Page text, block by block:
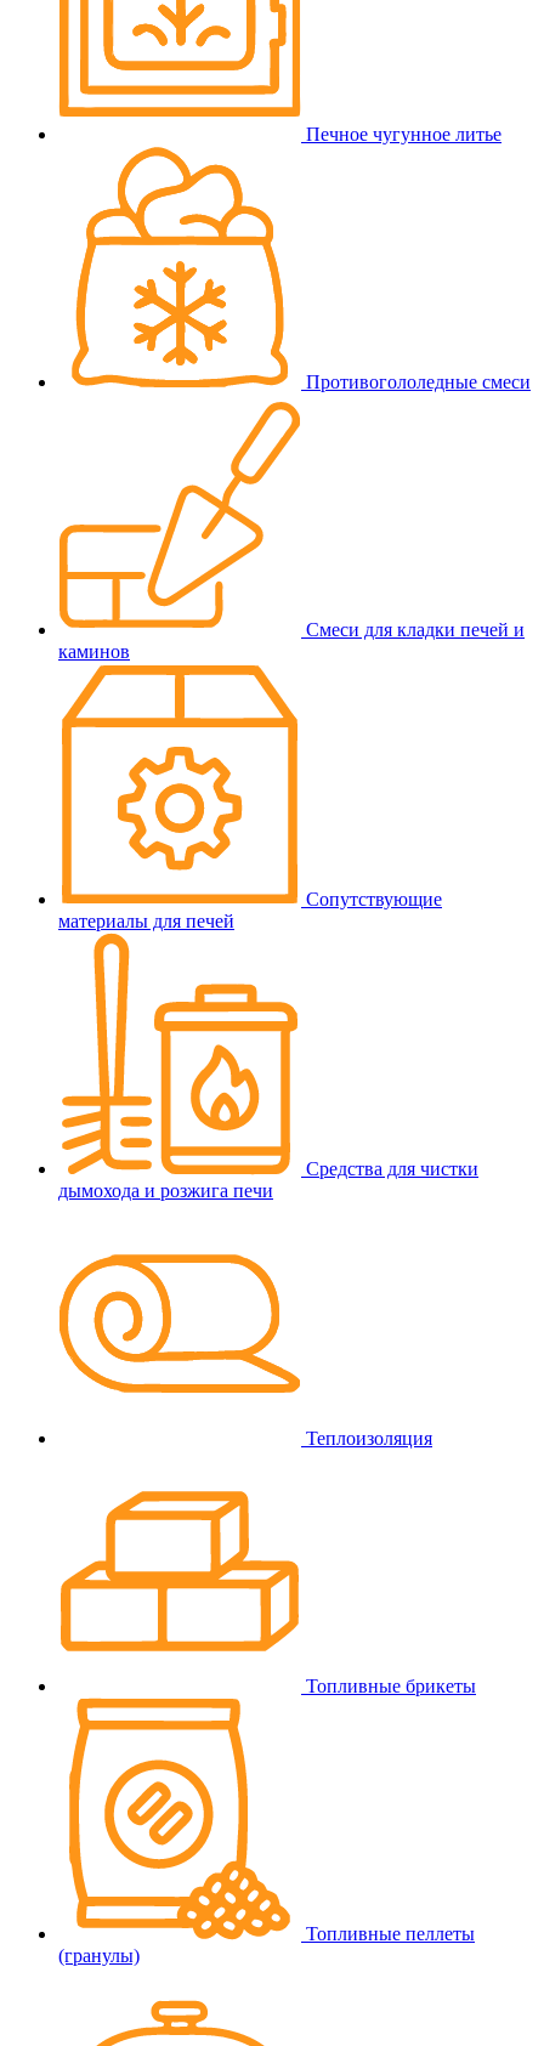
Печное чугунное литье
Противогололедные смеси
Смеси для кладки печей и
каминов
Сопутствующие
материалы для печей
Средства для чистки
дымохода и розжига печи
Теплоизоляция
Топливные брикеты
Топливные пеллеты
(гранулы)